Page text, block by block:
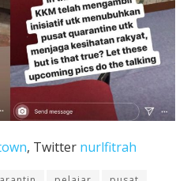
, Twitter nurlfitrah